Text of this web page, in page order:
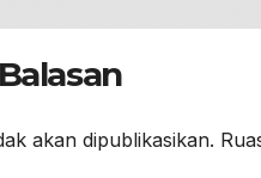
akan dipublikasikan.